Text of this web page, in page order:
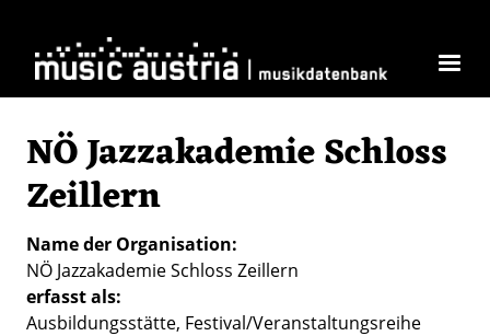
NÖ Jazzakademie Schloss
Zeillern
Name der Organisation
NÖ Jazzakademie Schloss Zeillern
erfasst als
Ausbildungsstätte Festival/Veranstaltungsreihe